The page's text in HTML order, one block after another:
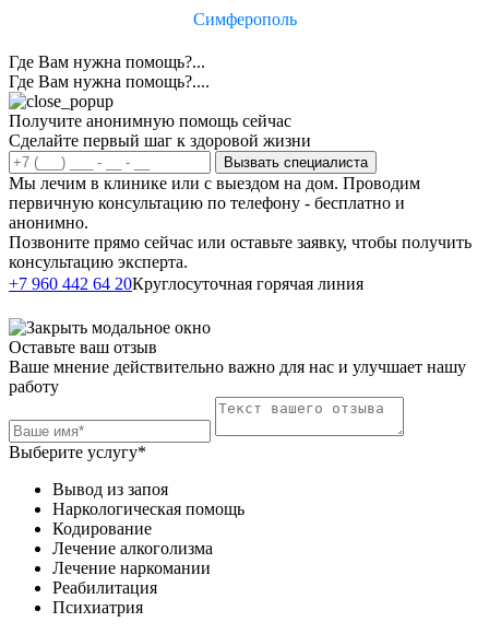
Симферополь
Где Вам нужна помощь?...
Где Вам нужна помощь?....
Получите анонимную помощь сейчас
Сделайте первый шаг к здоровой жизни
Вызвать специалиста
Мы лечим в клинике или с выездом на дом. Проводим
первичную консультацию по телефону - бесплатно и
анонимно.
Позвоните прямо сейчас или оставьте заявку, чтобы получить
консультацию эксперта.
+7 960 442 64 20Круглосуточная горячая линия
Оставьте ваш отзыв
Ваше мнение действительно важно для нас и улучшает нашу
работу
Выберите услугу*
Вывод из запоя
Наркологическая помощь
Кодирование
Лечение алкоголизма
Лечение наркомании
Реабилитация
Психиатрия